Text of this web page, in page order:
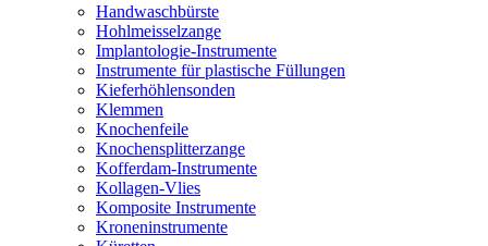
Handwaschbürste
Hohlmeisselzange
Implantologie-Instrumente
Instrumente für plastische Füllungen
Kieferhöhlensonden
Klemmen
Knochenfeile
Knochensplitterzange
Kofferdam-Instrumente
Kollagen-Vlies
Komposite Instrumente
Kroneninstrumente